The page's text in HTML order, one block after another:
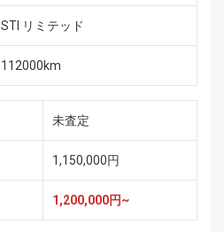
STI リミテッド
112000km
未査定
1,150,000円
1,200,000円~